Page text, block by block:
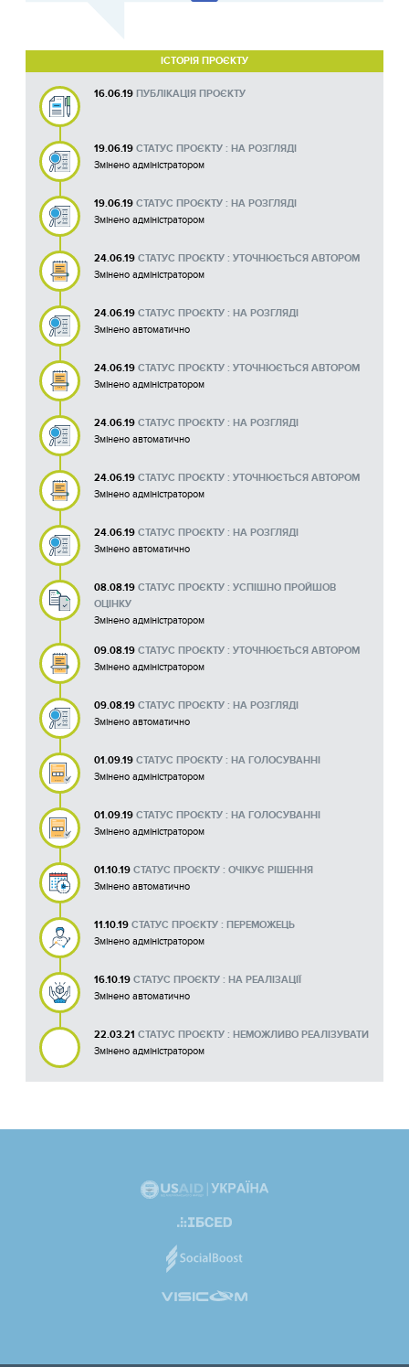
ІСТОРІЯ ПРОЄКТУ
16.06.19 ПУБЛІКАЦІЯ ПРОЄКТУ
19.06.19 СТАТУС ПРОЄКТУ : НА РОЗГЛЯДІ
Змінено адміністратором
19.06.19 СТАТУС ПРОЄКТУ : НА РОЗГЛЯДІ
Змінено адміністратором
24.06.19 СТАТУС ПРОЄКТУ : УТОЧНЮЄТЬСЯ АВТОРОМ
Змінено адміністратором
24.06.19 СТАТУС ПРОЄКТУ : НА РОЗГЛЯДІ
Змінено автоматично
24.06.19 СТАТУС ПРОЄКТУ : УТОЧНЮЄТЬСЯ АВТОРОМ
Змінено адміністратором
24.06.19 СТАТУС ПРОЄКТУ : НА РОЗГЛЯДІ
Змінено автоматично
24.06.19 СТАТУС ПРОЄКТУ : УТОЧНЮЄТЬСЯ АВТОРОМ
Змінено адміністратором
24.06.19 СТАТУС ПРОЄКТУ : НА РОЗГЛЯДІ
Змінено автоматично
08.08.19 СТАТУС ПРОЄКТУ : УСПІШНО ПРОЙШОВ
ОЦІНКУ
Змінено адміністратором
09.08.19 СТАТУС ПРОЄКТУ : УТОЧНЮЄТЬСЯ АВТОРОМ
Змінено адміністратором
09.08.19 СТАТУС ПРОЄКТУ : НА РОЗГЛЯДІ
Змінено автоматично
01.09.19 СТАТУС ПРОЄКТУ : НА ГОЛОСУВАННІ
Змінено адміністратором
01.09.19 СТАТУС ПРОЄКТУ : НА ГОЛОСУВАННІ
Змінено адміністратором
01.10.19 СТАТУС ПРОЄКТУ : ОЧІКУЄ РІШЕННЯ
Змінено автоматично
11.10.19 СТАТУС ПРОЄКТУ : ПЕРЕМОЖЕЦЬ
Змінено адміністратором
16.10.19 СТАТУС ПРОЄКТУ : НА РЕАЛІЗАЦІЇ
Змінено автоматично
22.03.21 СТАТУС ПРОЄКТУ : НЕМОЖЛИВО РЕАЛІЗУВАТИ
Змінено адміністратором